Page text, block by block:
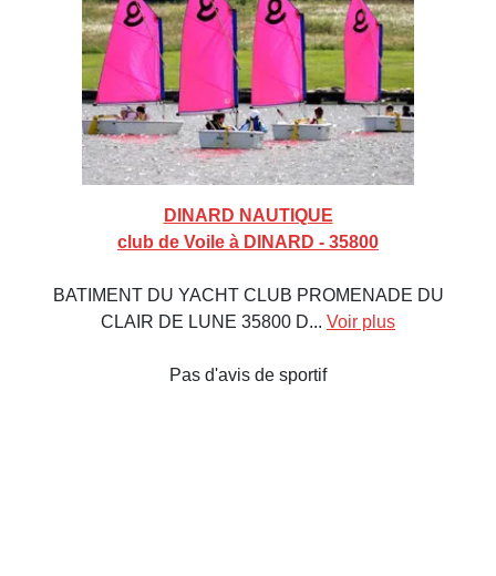
DINARD NAUTIQUE
club de Voile à DINARD - 35800
BATIMENT DU YACHT CLUB PROMENADE DU
CLAIR DE LUNE 35800 D... Voir plus
Pas d'avis de sportif